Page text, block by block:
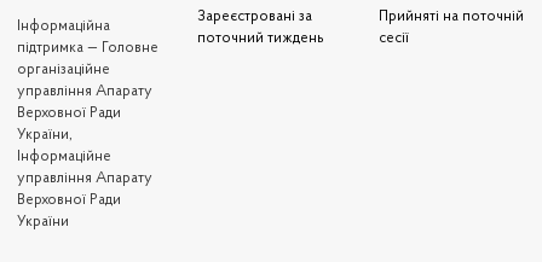
Iнформаційна
підтримка — Головне
організаційне
управління Апарату
Верховної Ради
України,
Інформаційне
управління Апарату
Верховної Ради
України
Зареєстровані за
поточний тиждень
Прийняті на поточній
сесії